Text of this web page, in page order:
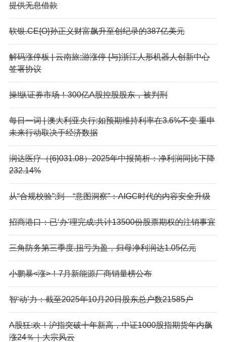
提供无息借款
软银.CE{O}孙正义财富飙升至创纪录的387亿美元
解码涨停板 | 云南旅;游涨停 {与}浙江人形机器人创新中心
签署协议
操!纵证券市场！300亿A股控股股东，被判刑
每日一词 | 澳大利亚央行:如预期维持利率在3.6%不变 重申
未来行动取决于经济数据
润达医疗（{6}031.08）2025年中报简析：净利润同比下降
232.14%
从“合规校验”;到—“意图洞察”：AIGC时代的内容安全升级
招商港口：已‘办’理完成:共计13500份股票期权的注销事宜
三角防务第三季度.扭亏为盈，归母净利润达1.05亿元
小鹏暴<涨>！7月新能源厂商销量榜公布
智‘动’力：截至2025年10月20日股东总户数21585户
A股狂:欢！沪指突破十年新高，中证1000股指期货年内飙
涨24％｜大宗风云